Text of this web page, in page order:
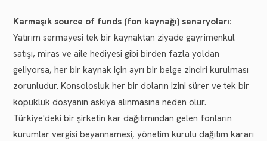
Karmaşık source of funds (fon kaynağı) senaryoları:
Yatırım sermayesi tek bir kaynaktan ziyade gayrimenkul
satışı, miras ve aile hediyesi gibi birden fazla yoldan
geliyorsa, her bir kaynak için ayrı bir belge zinciri kurulması
zorunludur. Konsolosluk her bir doların izini sürer ve tek bir
kopukluk dosyanın askıya alınmasına neden olur.
Türkiye'deki bir şirketin kar dağıtımından gelen fonların
kurumlar vergisi beyannamesi, yönetim kurulu dağıtım kararı